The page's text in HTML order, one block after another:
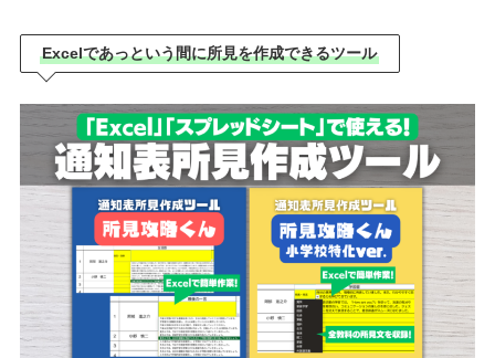
Excelであっという間に所見を作成できるツール